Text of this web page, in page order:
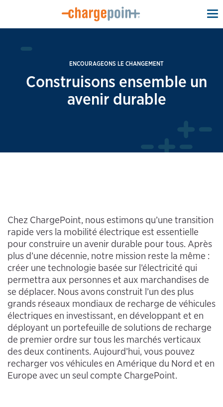
ENCOURAGEONS LE CHANGEMENT
Construisons ensemble un
avenir durable
Chez ChargePoint, nous estimons qu’une transition
rapide vers la mobilité électrique est essentielle
pour construire un avenir durable pour tous. Après
plus d’une décennie, notre mission reste la même :
créer une technologie basée sur l’électricité qui
permettra aux personnes et aux marchandises de
se déplacer. Nous avons construit l’un des plus
grands réseaux mondiaux de recharge de véhicules
électriques en investissant, en développant et en
déployant un portefeuille de solutions de recharge
de premier ordre sur tous les marchés verticaux
des deux continents. Aujourd’hui, vous pouvez
recharger vos véhicules en Amérique du Nord et en
Europe avec un seul compte ChargePoint.